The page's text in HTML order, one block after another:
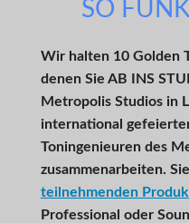
SO
Wir halten 10 Golden
denen Sie AB INS
Metropolis Studios in
international
Toningenieuren des
zusammenarbeiten.
teilnehmenden
Professional oder